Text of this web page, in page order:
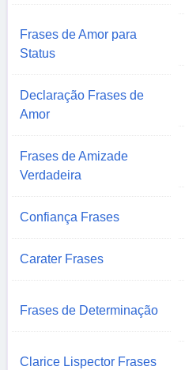
Frases de Amor para
Status
Declaração Frases de
Amor
Frases de Amizade
Verdadeira
Confiança Frases
Carater Frases
Frases de Determinação
Clarice Lispector Frases